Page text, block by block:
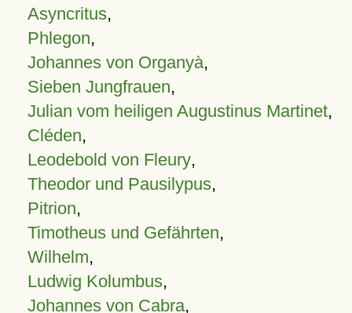
Asyncritus,
Phlegon,
Johannes von Organyà,
Sieben Jungfrauen,
Julian vom heiligen Augustinus Martinet,
Cléden,
Leodebold von Fleury,
Theodor und Pausilypus,
Pitrion,
Timotheus und Gefährten,
Wilhelm,
Ludwig Kolumbus,
Johannes von Cabra,